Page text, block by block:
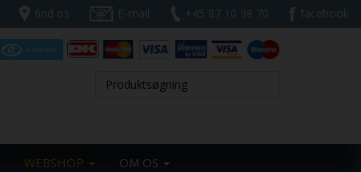
find os E-mail +45 87 10 98 70 facebook
WEBSHOP OM OS